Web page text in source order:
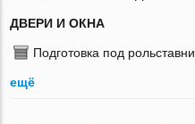
ДВЕРИ И ОКНА
Подготовка под рольставни
ещё